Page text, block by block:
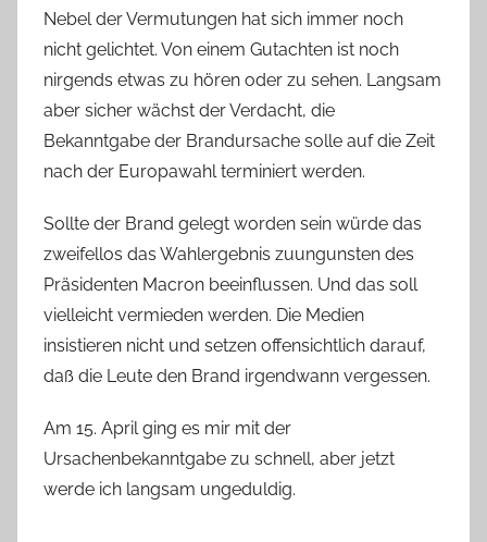
Nebel der Vermutungen hat sich immer noch
nicht gelichtet. Von einem Gutachten ist noch
nirgends etwas zu hören oder zu sehen. Langsam
aber sicher wächst der Verdacht, die
Bekanntgabe der Brandursache solle auf die Zeit
nach der Europawahl terminiert werden.
Sollte der Brand gelegt worden sein würde das
zweifellos das Wahlergebnis zuungunsten des
Präsidenten Macron beeinflussen. Und das soll
vielleicht vermieden werden. Die Medien
insistieren nicht und setzen offensichtlich darauf,
daß die Leute den Brand irgendwann vergessen.
Am 15. April ging es mir mit der
Ursachenbekanntgabe zu schnell, aber jetzt
werde ich langsam ungeduldig.